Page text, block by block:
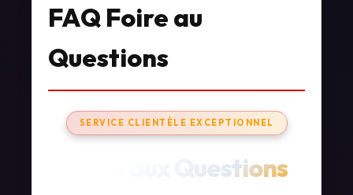
FAQ Foire au
Questions
SERVICE CLIENTÈLE EXCEPTIONNEL
Foire aux Questions